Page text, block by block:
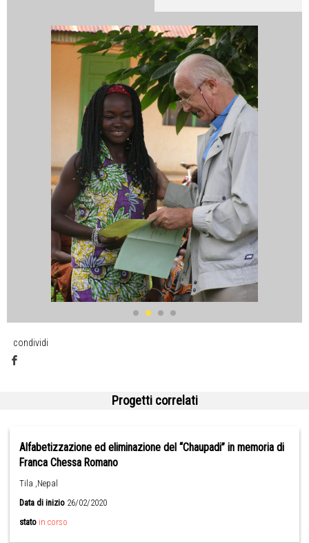
condividi
Progetti correlati
Alfabetizzazione ed eliminazione del “Chaupadi” in memoria di
Franca Chessa Romano
Tila ,Nepal
Data di inizio 26/02/2020
stato in corso